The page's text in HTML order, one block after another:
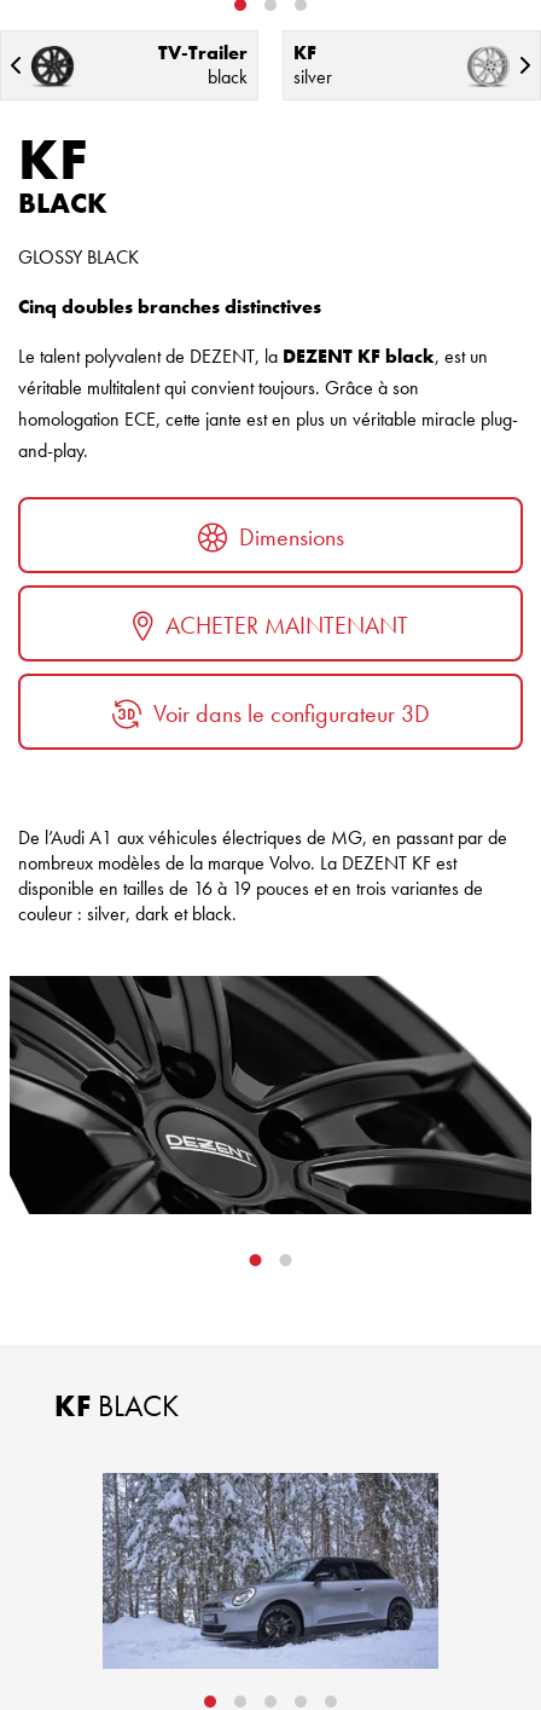
TV-Trailer
black
KF
silver
KF
BLACK
GLOSSY BLACK
Cinq doubles branches distinctives
Le talent polyvalent de DEZENT, la DEZENT KF black, est un
véritable multitalent qui convient toujours. Grâce à son
homologation ECE, cette jante est en plus un véritable miracle plug-
and-play.
Dimensions
ACHETER MAINTENANT
Voir dans le configurateur 3D
De l’Audi A1 aux véhicules électriques de MG, en passant par de
nombreux modèles de la marque Volvo. La DEZENT KF est
disponible en tailles de 16 à 19 pouces et en trois variantes de
couleur : silver, dark et black.
KF BLACK